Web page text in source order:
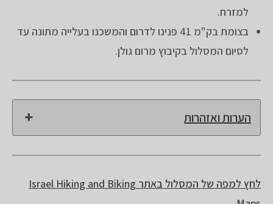
למזרח.
בצומת בק"מ 41 פנינו לדרום והמשכנו בעלייה מתונה עד
לסיום המסלול בקיבוץ מרום גולן.
הערות ואזהרות
לחץ למפה של המסלול באתר Israel Hiking and Biking